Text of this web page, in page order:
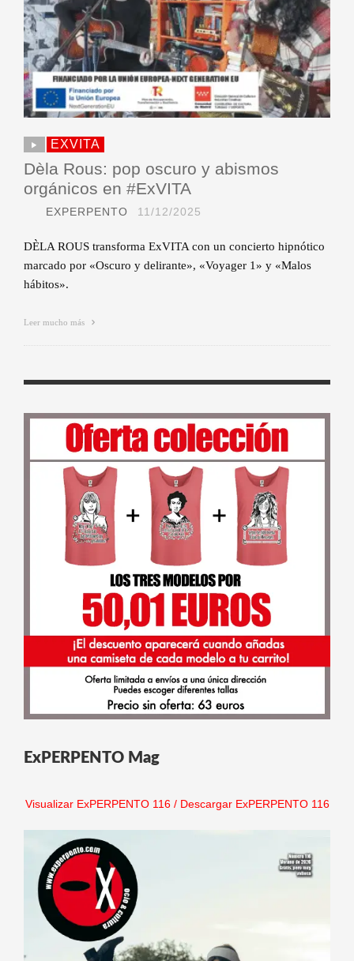
EXVITA
Dèla Rous: pop oscuro y abismos
orgánicos en #ExVITA
EXPERPENTO 11/12/2025
DÈLA ROUS transforma ExVITA con un concierto hipnótico
marcado por «Oscuro y delirante», «Voyager 1» y «Malos
hábitos».
Leer mucho más
ExPERPENTO Mag
Visualizar ExPERPENTO 116/ Descargar ExPERPENTO 116